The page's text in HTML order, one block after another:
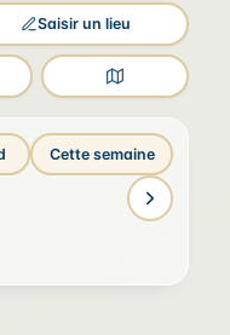
Saisir un lieu
Voir la carte
Cette semaine